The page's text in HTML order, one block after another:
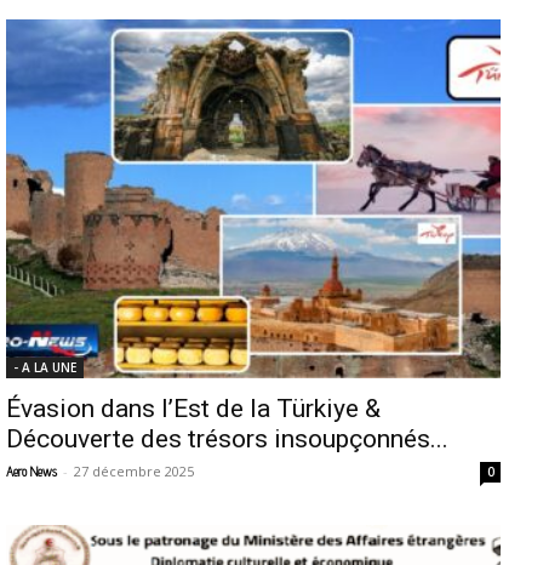
- A LA UNE
Évasion dans l’Est de la Türkiye &
Découverte des trésors insoupçonnés...
Aero News - 27 décembre 2025 0